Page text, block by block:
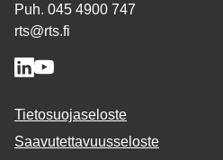
Puh. 045 4900 747
rts@rts.fi
Tietosuojaseloste
Saavutettavuusseloste